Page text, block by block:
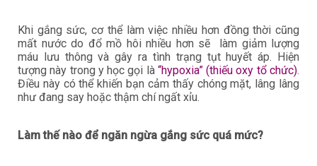
Khi gắng sức, cơ thể làm việc nhiều hơn đồng thời cũng
mất nước do đổ mồ hôi nhiều hơn sẽ làm giảm lượng
máu lưu thông và gây ra tình trạng tụt huyết áp. Hiện
tượng này trong y học gọi là “hypoxia” (thiếu oxy tổ chức).
Điều này có thể khiến bạn cảm thấy chóng mặt, lâng lâng
như đang say hoặc thậm chí ngất xỉu.
Làm thế nào để ngăn ngừa gắng sức quá mức?